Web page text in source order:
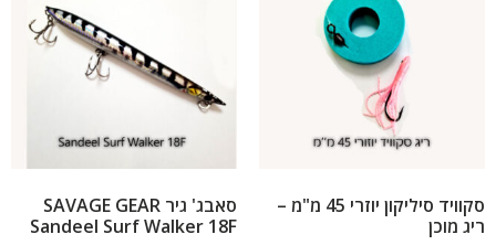
סקוויד סיליקון יוזרי 45 מ"מ –
ריג מוכן
סאבג' גיר SAVAGE GEAR
Sandeel Surf Walker 18F